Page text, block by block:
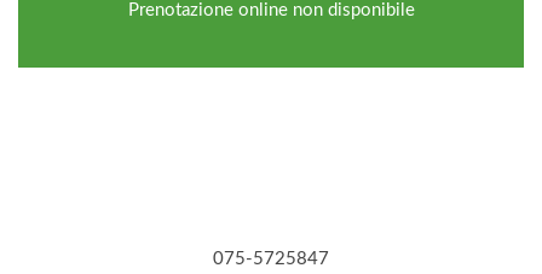
Prenotazione online non disponibile
075-5725847